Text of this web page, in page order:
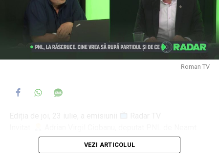
Roman TV
Moderator
Daniel Muraru
VEZI ARTICOLUL